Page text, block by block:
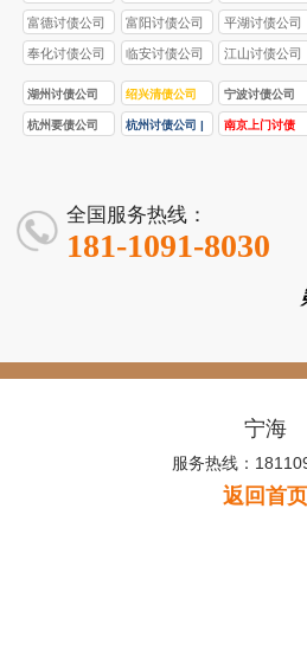
富德讨债公司 富阳讨债公司 平湖讨债公司
奉化讨债公司 临安讨债公司 江山讨债公司
湖州讨债公司 绍兴清债公司 宁波讨债公司
杭州要债公司
难题
杭州讨债公司 |
纠纷
南京上门讨债
全国服务热线：
181-1091-8030
宁海
服务热线：
返回首页